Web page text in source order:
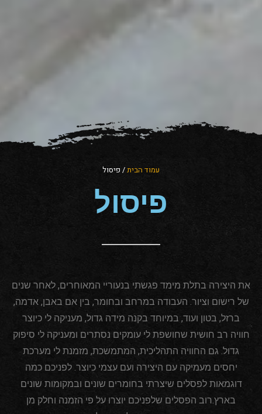
עמוד הבית/ פיסול
פיסול
את היצירה בתלת מימד פגשתי בנעוריי המאוחרים, לאחר שנים
של רישום וציור. העבודה במרחב ובחומר, בין אם באבן, אדמה,
ברזל, בטון ועוד, במיוחד בקנה מידה גדול, מעניקה לי כיוצר
חוויה רב חושית שחושפת לי עומקים נסתרים ומעניקה לי סיפוק
גדול. גם החוויה התהליכית, המתמשכת, מזמנת לי מערכת
יחסים מעמיקה עם היצירה ועם עצמי כיוצר. לפניכם כמה
דוגמאות לפסלים שיצרתי בחומרים שונים ובמקומות שונים
בארץ.רוב הפסלים שלפניכם יוצרו על פי הזמנה וחלק מן